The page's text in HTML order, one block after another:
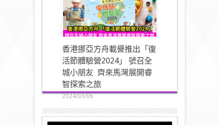
香港挪亞方舟載譽推出「復
活節體驗營2024」 號召全
城小朋友 齊來馬灣展開睿
智探索之旅
2024/03/06